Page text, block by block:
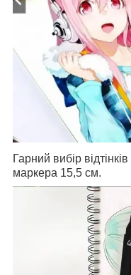
Гарний вибір
маркера 15,5 см.